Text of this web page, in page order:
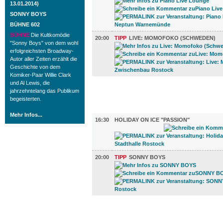
13.01.2014)
SONNY BOYS
BÜHNE 602
BÜHNE Die Kultkomödie
"Sonny Boys" von dem wohl
erfolgreichsten Broadway-
Autor aller Zeiten erzählt die
Geschichte von dem
Komiker-Paar Willie Clark
und Al Lewis, die
jahrzehntelang das Publikum
begeisterten.
Mehr Infos...
20:00 TIPP LIVE: MOMOFOKO (SCHWEDEN)
16:30
HOLIDAY ON ICE "PASSION"
20:00 TIPP SONNY BOYS